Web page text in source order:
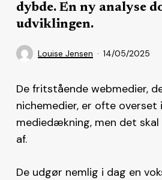
dybde. En ny analyse
udviklingen.
Louise Jensen 14/05/2025
De fritstående webmedier,
nichemedier, er ofte overset
mediedækning, men det skal
af.
De udgør nemlig i dag en